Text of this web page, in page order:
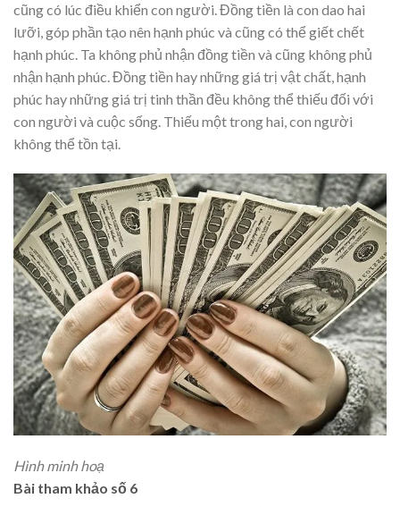
cũng có lúc điều khiển con người. Đồng tiền là con dao hai
lưỡi, góp phần tạo nên hạnh phúc và cũng có thể giết chết
hạnh phúc. Ta không phủ nhận đồng tiền và cũng không phủ
nhận hạnh phúc. Đồng tiền hay những giá trị vật chất, hạnh
phúc hay những giá trị tinh thần đều không thể thiếu đối với
con người và cuộc sống. Thiếu một trong hai, con người
không thể tồn tại.
Hình minh hoạ
Bài tham khảo số 6